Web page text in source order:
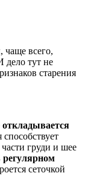
всего,
дело тут не
старения
откладывается
способствует
груди и шее
регулярном
сеточкой